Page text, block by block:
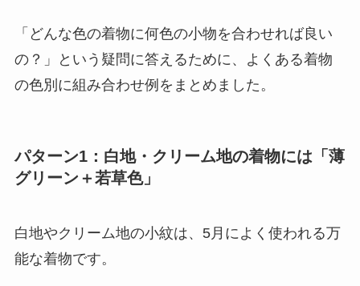
「どんな色の着物に何色の小物を合わせれば良い
の？」という疑問に答えるために、よくある着物
の色別に組み合わせ例をまとめました。
パターン1：白地・クリーム地の着物には「薄
グリーン＋若草色」
白地やクリーム地の小紋は、5月によく使われる万
能な着物です。